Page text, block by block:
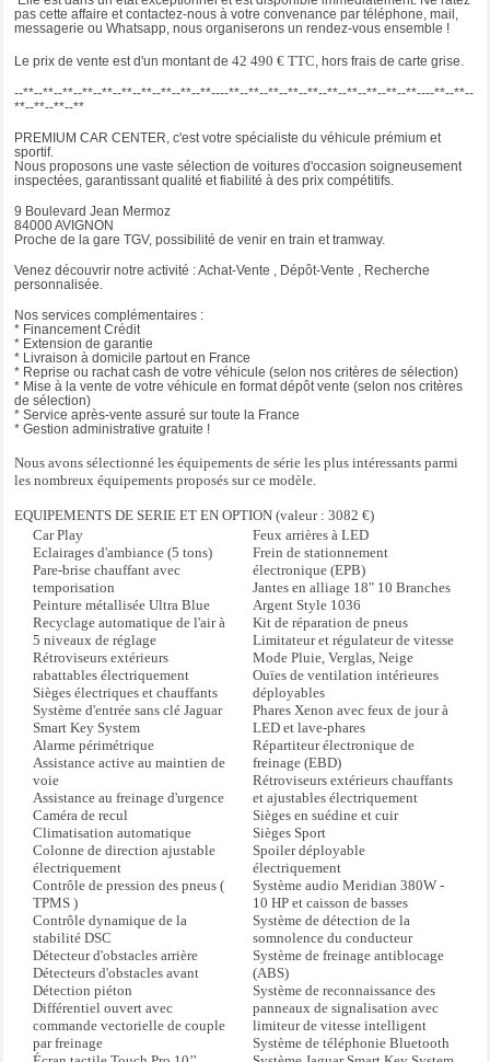
Jantes en alliage 18" 10 Branches Argent Style 1036
Levier d'ouverture de secours du coffre
Limitateur et régulateur de vitesse
Mode Pluie, Verglas, Neige
Ouïes de ventilation intérieures déployables
Pare-brise athermique
Réglages des sièges 6x6 directions A/R manuel, inclinaison et hauteur
électriques
Répartiteur électronique de freinage (EBD)
Rétroviseur intérieur électrochrome
Rétroviseurs extérieurs chauffants et ajustables électriquement
Sièges en suédine et cuir
Sièges Sport
Sortie d'échappement simple au centre
Spoiler déployable électriquement
Système antidémarrage avec verrouillage centralisé et télécommande
Système audio Meridian 380W - 10 HP et caisson de basses
Système de détection de la somnolence du conducteur
Système de freinage antiblocage (ABS)
Système de reconnaissance des panneaux de signalisation avec limiteur de
vitesse intelligent
Système de téléphonie Bluetooth
Volant en cuir 3 branches avec Palettes silver
pas cette affaire et contactez-nous à votre convenance par téléphone, mail,
messagerie ou Whatsapp, nous organiserons un rendez-vous ensemble !
Le prix de vente est d'un montant de 42 490 € TTC, hors frais de carte grise.
--**--**--**--**--**--**--**--**--**--**----**--**--**--**--**--**--**--**--**--**----**--**--
**--**--**--**
PREMIUM CAR CENTER, c'est votre spécialiste du véhicule prémium et
sportif.
Nous proposons une vaste sélection de voitures d'occasion soigneusement
inspectées, garantissant qualité et fiabilité à des prix compétitifs.
9 Boulevard Jean Mermoz
84000 AVIGNON
Proche de la gare TGV, possibilité de venir en train et tramway.
Venez découvrir notre activité : Achat-Vente , Dépôt-Vente , Recherche
personnalisée.
Nos services complémentaires :
* Financement Crédit
* Extension de garantie
* Livraison à domicile partout en France
* Reprise ou rachat cash de votre véhicule (selon nos critères de sélection)
* Mise à la vente de votre véhicule en format dépôt vente (selon nos critères
de sélection)
* Service après-vente assuré sur toute la France
* Gestion administrative gratuite !
Nous avons sélectionné les équipements de série les plus intéressants parmi
les nombreux équipements proposés sur ce modèle.
EQUIPEMENTS DE SERIE ET EN OPTION (valeur : 3082 €)
Car Play
Eclairages d'ambiance (5 tons)
Pare-brise chauffant avec
temporisation
Peinture métallisée Ultra Blue
Recyclage automatique de l'air à
5 niveaux de réglage
Rétroviseurs extérieurs
rabattables électriquement
Sièges électriques et chauffants
Système d'entrée sans clé Jaguar
Smart Key System
Alarme périmétrique
Assistance active au maintien de
voie
Assistance au freinage d'urgence
Caméra de recul
Climatisation automatique
Colonne de direction ajustable
électriquement
Contrôle de pression des pneus (
TPMS )
Contrôle dynamique de la
stabilité DSC
Détecteur d'obstacles arrière
Détecteurs d'obstacles avant
Détection piéton
Différentiel ouvert avec
commande vectorielle de couple
par freinage
Feux arrières à LED
Frein de stationnement
électronique (EPB)
Jantes en alliage 18" 10 Branches
Argent Style 1036
Kit de réparation de pneus
Limitateur et régulateur de vitesse
Mode Pluie, Verglas, Neige
Ouïes de ventilation intérieures
déployables
Phares Xenon avec feux de jour à
LED et lave-phares
Répartiteur électronique de
freinage (EBD)
Rétroviseurs extérieurs chauffants
et ajustables électriquement
Sièges en suédine et cuir
Sièges Sport
Spoiler déployable
électriquement
Système audio Meridian 380W -
10 HP et caisson de basses
Système de détection de la
somnolence du conducteur
Système de freinage antiblocage
(ABS)
Système de reconnaissance des
panneaux de signalisation avec
limiteur de vitesse intelligent
Système de téléphonie Bluetooth